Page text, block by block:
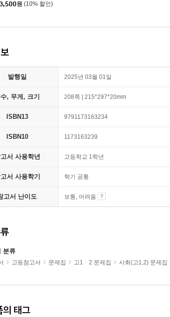
원 (10% 할인)
발행일 2025년 03월 01일
, 무게, 크기 208쪽 | 215*297*20mm
ISBN13 9791173163234
ISBN10 1173163239
서 사용학년 고등학교 1학년
서 사용학기 학기 공통
고서 난이도 보통, 어려움
분류
고등참고서 문제집 고1ㆍ2 문제집 사회(고1,2) 문제집
의 태그